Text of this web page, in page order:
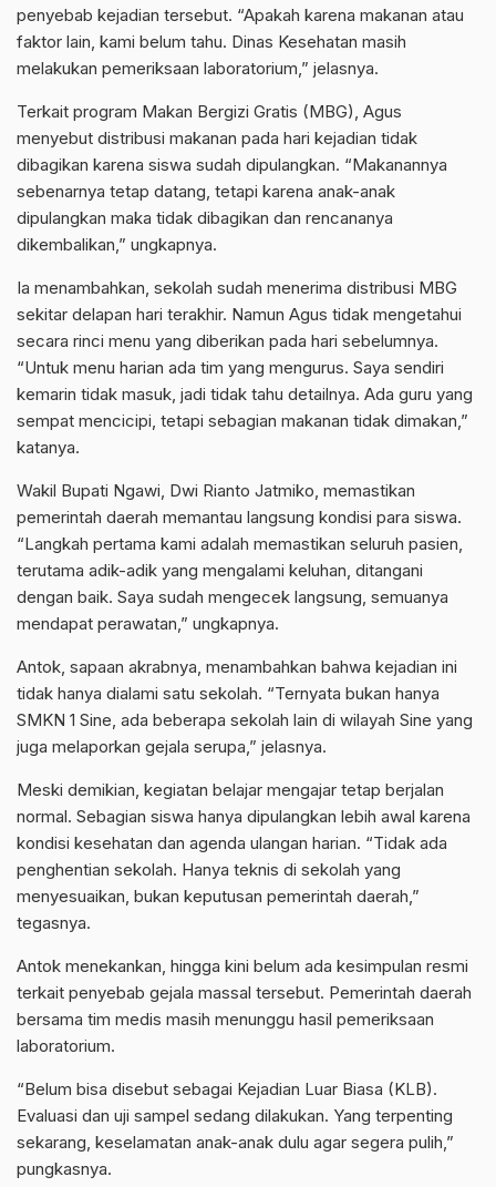
penyebab kejadian tersebut. “Apakah karena makanan atau
faktor lain, kami belum tahu. Dinas Kesehatan masih
melakukan pemeriksaan laboratorium,” jelasnya.
Terkait program Makan Bergizi Gratis (MBG), Agus
menyebut distribusi makanan pada hari kejadian tidak
dibagikan karena siswa sudah dipulangkan. “Makanannya
sebenarnya tetap datang, tetapi karena anak-anak
dipulangkan maka tidak dibagikan dan rencananya
dikembalikan,” ungkapnya.
Ia menambahkan, sekolah sudah menerima distribusi MBG
sekitar delapan hari terakhir. Namun Agus tidak mengetahui
secara rinci menu yang diberikan pada hari sebelumnya.
“Untuk menu harian ada tim yang mengurus. Saya sendiri
kemarin tidak masuk, jadi tidak tahu detailnya. Ada guru yang
sempat mencicipi, tetapi sebagian makanan tidak dimakan,”
katanya.
Wakil Bupati Ngawi, Dwi Rianto Jatmiko, memastikan
pemerintah daerah memantau langsung kondisi para siswa.
“Langkah pertama kami adalah memastikan seluruh pasien,
terutama adik-adik yang mengalami keluhan, ditangani
dengan baik. Saya sudah mengecek langsung, semuanya
mendapat perawatan,” ungkapnya.
Antok, sapaan akrabnya, menambahkan bahwa kejadian ini
tidak hanya dialami satu sekolah. “Ternyata bukan hanya
SMKN 1 Sine, ada beberapa sekolah lain di wilayah Sine yang
juga melaporkan gejala serupa,” jelasnya.
Meski demikian, kegiatan belajar mengajar tetap berjalan
normal. Sebagian siswa hanya dipulangkan lebih awal karena
kondisi kesehatan dan agenda ulangan harian. “Tidak ada
penghentian sekolah. Hanya teknis di sekolah yang
menyesuaikan, bukan keputusan pemerintah daerah,”
tegasnya.
Antok menekankan, hingga kini belum ada kesimpulan resmi
terkait penyebab gejala massal tersebut. Pemerintah daerah
bersama tim medis masih menunggu hasil pemeriksaan
laboratorium.
“Belum bisa disebut sebagai Kejadian Luar Biasa (KLB).
Evaluasi dan uji sampel sedang dilakukan. Yang terpenting
sekarang, keselamatan anak-anak dulu agar segera pulih,”
pungkasnya.